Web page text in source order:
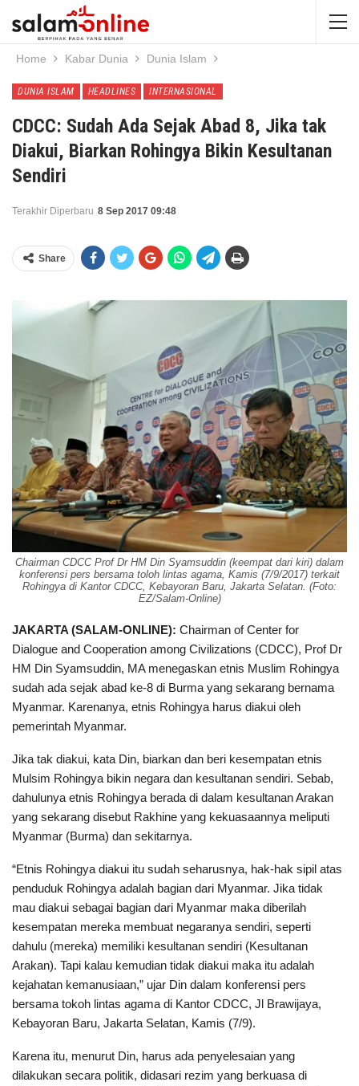
Home Kabar Dunia Dunia Islam
DUNIA ISLAM HEADLINES INTERNASIONAL
CDCC: Sudah Ada Sejak Abad 8, Jika tak
Diakui, Biarkan Rohingya Bikin Kesultanan
Sendiri
Terakhir Diperbaru 8 Sep 2017 09:48
Share
Chairman CDCC Prof Dr HM Din Syamsuddin (keempat dari kiri) dalam
konferensi pers bersama toloh lintas agama, Kamis (7/9/2017) terkait
Rohingya di Kantor CDCC, Kebayoran Baru, Jakarta Selatan. (Foto:
EZ/Salam-Online)
JAKARTA (SALAM-ONLINE): Chairman of Center for
Dialogue and Cooperation among Civilizations (CDCC), Prof Dr
HM Din Syamsuddin, MA menegaskan etnis Muslim Rohingya
sudah ada sejak abad ke-8 di Burma yang sekarang bernama
Myanmar. Karenanya, etnis Rohingya harus diakui oleh
pemerintah Myanmar.
Jika tak diakui, kata Din, biarkan dan beri kesempatan etnis
Mulsim Rohingya bikin negara dan kesultanan sendiri. Sebab,
dahulunya etnis Rohingya berada di dalam kesultanan Arakan
yang sekarang disebut Rakhine yang kekuasaannya meliputi
Myanmar (Burma) dan sekitarnya.
“Etnis Rohingya diakui itu sudah seharusnya, hak-hak sipil atas
penduduk Rohingya adalah bagian dari Myanmar. Jika tidak
mau diakui sebagai bagian dari Myanmar maka diberilah
kesempatan mereka membuat negaranya sendiri, seperti
dahulu (mereka) memiliki kesultanan sendiri (Kesultanan
Arakan). Tapi kalau kemudian tidak diakui maka itu adalah
kejahatan kemanusiaan,” ujar Din dalam konferensi pers
bersama tokoh lintas agama di Kantor CDCC, Jl Brawijaya,
Kebayoran Baru, Jakarta Selatan, Kamis (7/9).
Karena itu, menurut Din, harus ada penyelesaian yang
dilakukan secara politik, didasari rezim yang berkuasa di